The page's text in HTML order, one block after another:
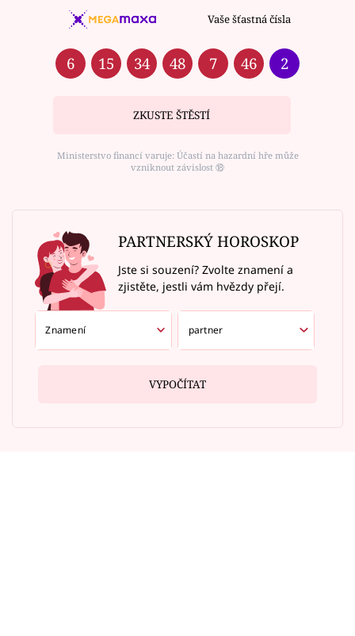
Vaše šťastná čísla
6 15 34 48 7 46 2
ZKUSTE ŠTĚSTÍ
Ministerstvo financí varuje: Účastí na hazardní hře může
vzniknout závislost ⑱
PARTNERSKÝ HOROSKOP
Jste si souzení? Zvolte znamení a
zjistěte, jestli vám hvězdy přejí.
VYPOČÍTAT